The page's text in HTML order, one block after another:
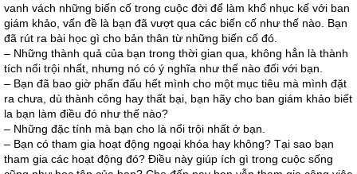
vanh vách những biến cố trong cuộc đời để làm khổ nhục kế với ban
giám khảo, vấn đề là bạn đã vượt qua các biến cố như thế nào. Bạn
đã rút ra bài học gì cho bản thân từ những biến cố đó.
– Những thành quả của bạn trong thời gian qua, không hẳn là thành
tích nổi trội nhất, nhưng nó có ý nghĩa như thế nào đối với bạn.
– Bạn đã bao giờ phấn đấu hết mình cho một mục tiêu mà mình đặt
ra chưa, dù thành công hay thất bại, bạn hãy cho ban giám khảo biết
la bạn làm điều đó như thế nào?
– Những đặc tính mà bạn cho là nổi trội nhất ở bạn.
– Bạn có tham gia hoạt động ngoại khóa hay không? Tại sao bạn
tham gia các hoạt động đó? Điều này giúp ích gì trong cuộc sống